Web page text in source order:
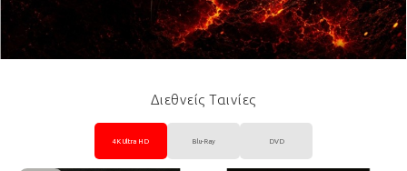
Διεθνείς Ταινίες
4K Ultra HD Blu-Ray DVD